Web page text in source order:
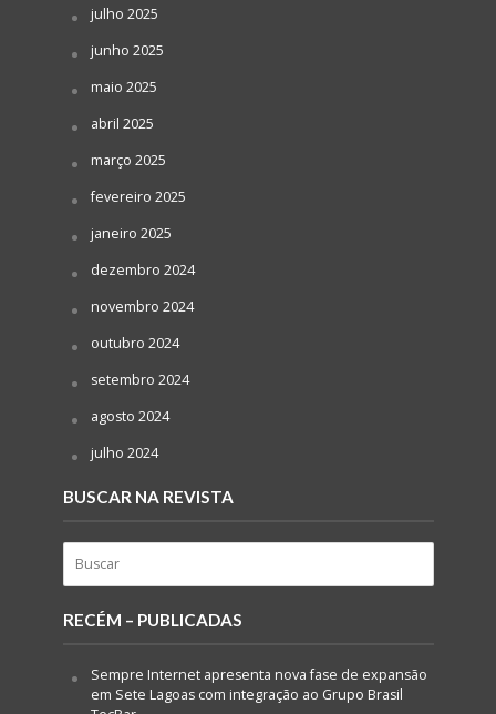
julho 2025
junho 2025
maio 2025
abril 2025
março 2025
fevereiro 2025
janeiro 2025
dezembro 2024
novembro 2024
outubro 2024
setembro 2024
agosto 2024
julho 2024
BUSCAR NA REVISTA
RECÉM – PUBLICADAS
Sempre Internet apresenta nova fase de expansão
em Sete Lagoas com integração ao Grupo Brasil